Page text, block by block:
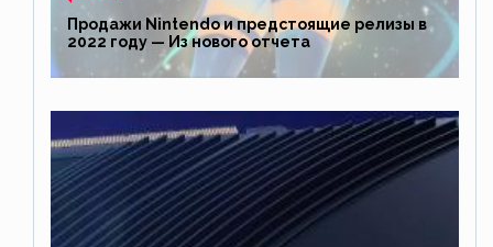
Продажи Nintendo и предстоящие релизы в
2022 году — Из нового отчета